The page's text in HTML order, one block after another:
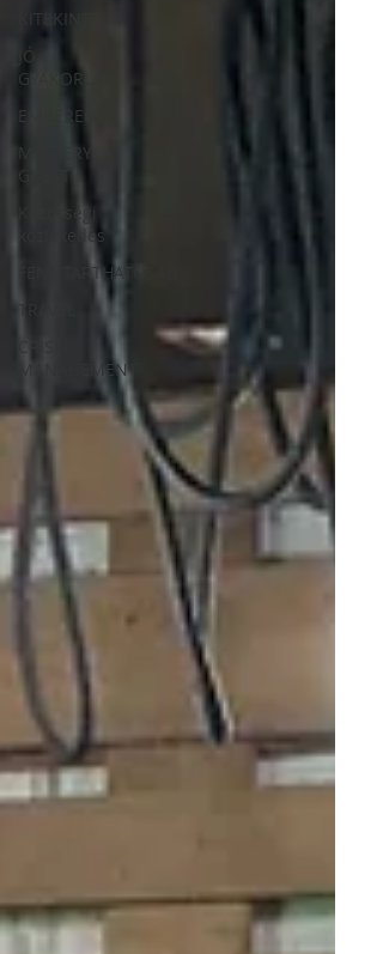
KITEKINTÉS
JÓ
GYAKORLAT
EMBEREK
MYSTERY
GUEST
Közösségi
közlekedés
FENNTARTHATÓSÁG
MANAGEMENT